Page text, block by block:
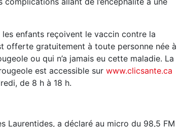
enfants reçoivent le vaccin contre la
offerte gratuitement à toute personne née à
ou qui n’a jamais eu cette maladie. La
est accessible sur www.clicsante.ca
de 8 h à 18 h.
Laurentides, a déclaré au micro du 98,5 FM